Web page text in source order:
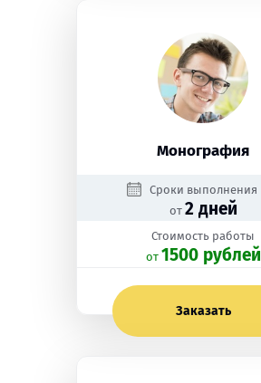
Монография
Сроки выполнения
от 2 дней
Стоимость работы
oт 1500 рублей
Заказать